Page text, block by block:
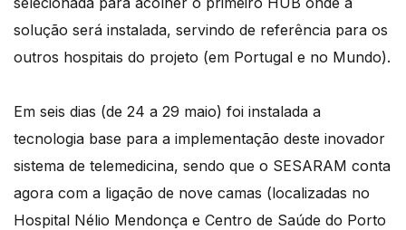
solução será instalada, servindo de referência para os
outros hospitais do projeto (em Portugal e no Mundo).
Em seis dias (de 24 a 29 maio) foi instalada a
tecnologia base para a implementação deste inovador
sistema de telemedicina, sendo que o SESARAM conta
agora com a ligação de nove camas (localizadas no
Hospital Nélio Mendonça e Centro de Saúde do Porto